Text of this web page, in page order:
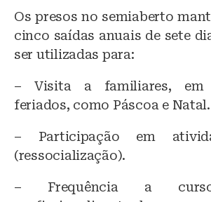
Os presos no semiaberto
cinco saídas anuais de sete
ser utilizadas para:
– Visita a familiares, em
feriados, como Páscoa e Natal.
– Participação em
(ressocialização).
– Frequência a